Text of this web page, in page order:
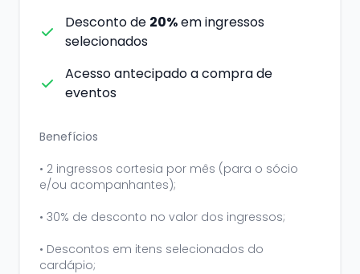
Desconto de 20%em ingressos
selecionados
Acesso antecipado a compra de
eventos
Benefícios
• 2 ingressos cortesia por mês (para o sócio
e/ou acompanhantes);
• 30% de desconto no valor dos ingressos;
• Descontos em itens selecionados do
cardápio;